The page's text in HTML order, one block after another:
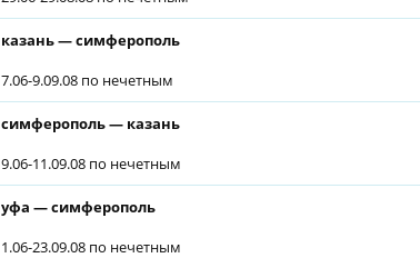
казань — симферополь
7.06-9.09.08 по нечетным
симферополь — казань
9.06-11.09.08 по нечетным
уфа — симферополь
1.06-23.09.08 по нечетным